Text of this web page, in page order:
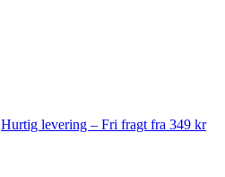
Hurtig levering – Fri fragt fra 349 kr